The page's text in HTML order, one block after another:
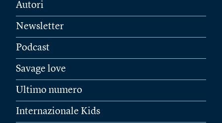
Autori
Newsletter
Podcast
Savage love
Ultimo numero
Internazionale Kids